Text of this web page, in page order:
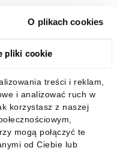
O plikach cookies
pliki cookie
treści i reklam,
i analizować ruch w
korzystasz z naszej
mogą połączyć te
od Ciebie lub
mobilną: